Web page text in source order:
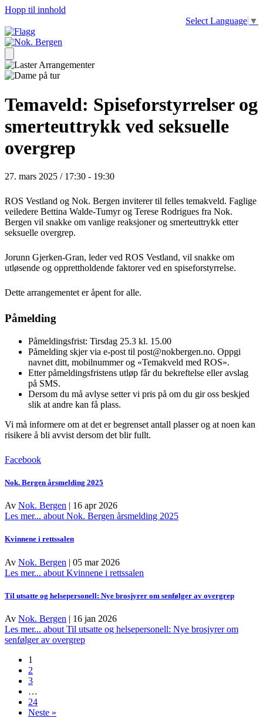
Hopp til innhold
Select Language ▼
Temaveld: Spiseforstyrrelser og
smerteuttrykk ved seksuelle
overgrep
27. mars 2025 / 17:30 - 19:30
ROS Vestland og Nok. Bergen inviterer til felles temakveld. Faglige
veiledere Bettina Walde-Tumyr og Terese Rodrigues fra Nok.
Bergen vil snakke om vanlige reaksjoner og smerteuttrykk etter
seksuelle overgrep.
Jorunn Gjerken-Gran, leder ved ROS Vestland, vil snakke om
utløsende og opprettholdende faktorer ved en spiseforstyrrelse.
Dette arrangementet er åpent for alle.
Påmelding
Påmeldingsfrist: Tirsdag 25.3 kl. 15.00
Påmelding skjer via e-post til post@nokbergen.no. Oppgi
navnet ditt, mobilnummer og «Temakveld med ROS».
Etter påmeldingsfristens utløp får du bekreftelse eller avslag
på SMS.
Dersom du må avlyse setter vi pris på om du gir oss beskjed
slik at andre kan få plass.
Vi må informere om at det er begrenset antall plasser og at noen kan
risikere å bli avvist dersom det blir fullt.
Facebook
Nok. Bergen årsmelding 2025
Av Nok. Bergen | 16 apr 2026
Les mer... about Nok. Bergen årsmelding 2025
Kvinnene i rettssalen
Av Nok. Bergen | 05 mar 2026
Les mer... about Kvinnene i rettssalen
Til utsatte og helsepersonell: Nye brosjyrer om senfølger av overgrep
Av Nok. Bergen | 16 jan 2026
Les mer... about Til utsatte og helsepersonell: Nye brosjyrer om
senfølger av overgrep
1
2
3
…
24
Neste »